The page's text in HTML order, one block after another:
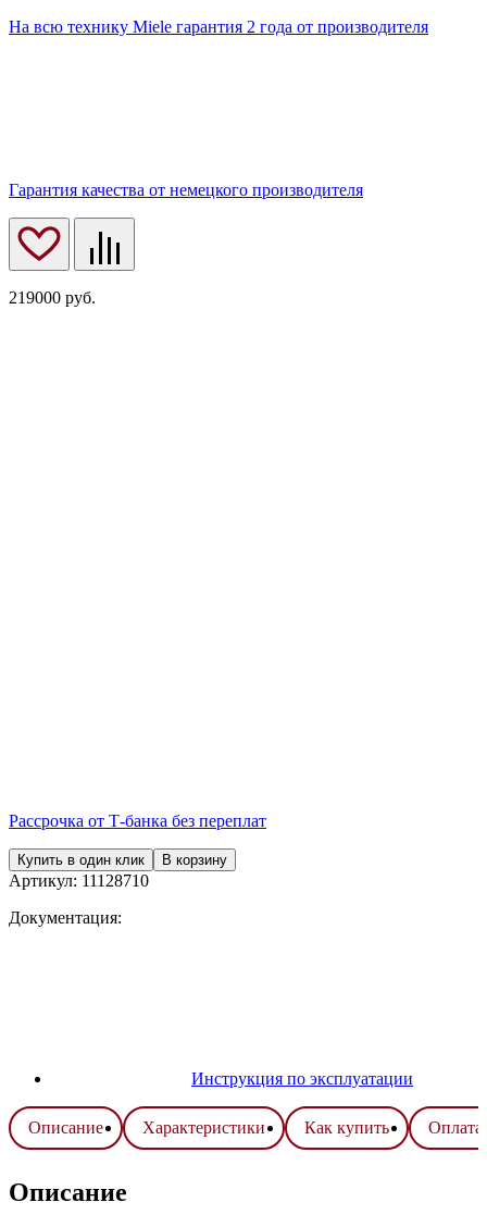
На всю технику Miele гарантия 2 года от производителя
Гарантия качества от немецкого производителя
219000 руб.
Рассрочка от Т-банка без переплат
Купить в один клик В корзину
Артикул: 11128710
Документация:
Инструкция по эксплуатации
Описание Характеристики Как купить Оплата
Описание